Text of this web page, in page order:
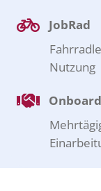
JobRad
Nutzung